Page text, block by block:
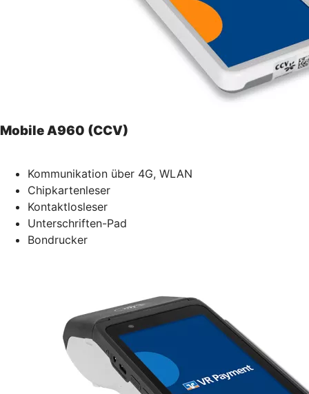
Mobile A960 (CCV)
Kommunikation über 4G, WLAN
Chipkartenleser
Kontaktlosleser
Unterschriften-Pad
Bondrucker